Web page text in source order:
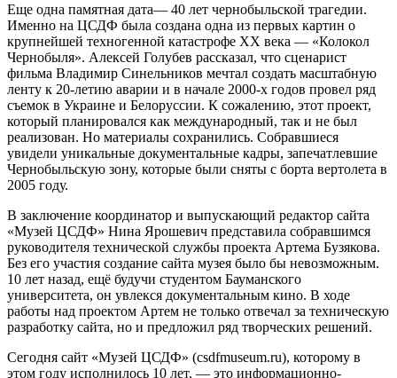
Еще одна памятная дата— 40 лет чернобыльской трагедии.
Именно на ЦСДФ была создана одна из первых картин о
крупнейшей техногенной катастрофе XX века — «Колокол
Чернобыля». Алексей Голубев рассказал, что сценарист
фильма Владимир Синельников мечтал создать масштабную
ленту к 20-летию аварии и в начале 2000-х годов провел ряд
съемок в Украине и Белоруссии. К сожалению, этот проект,
который планировался как международный, так и не был
реализован. Но материалы сохранились. Собравшиеся
увидели уникальные документальные кадры, запечатлевшие
Чернобыльскую зону, которые были сняты с борта вертолета в
2005 году.
В заключение координатор и выпускающий редактор сайта
«Музей ЦСДФ» Нина Ярошевич представила собравшимся
руководителя технической службы проекта Артема Бузякова.
Без его участия создание сайта музея было бы невозможным.
10 лет назад, ещё будучи студентом Бауманского
университета, он увлекся документальным кино. В ходе
работы над проектом Артем не только отвечал за техническую
разработку сайта, но и предложил ряд творческих решений.
Сегодня сайт «Музей ЦСДФ» (csdfmuseum.ru), которому в
этом году исполнилось 10 лет, — это информационно-